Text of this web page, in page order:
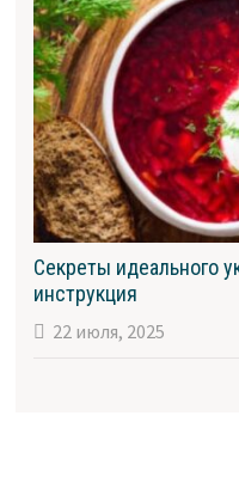
Секреты идеального
инструкция
22 июля, 2025